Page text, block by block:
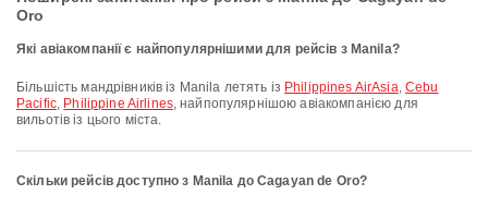
Oro
Які авіакомпанії є найпопулярнішими для рейсів з Manila?
Більшість мандрівників із Manila летять із Philippines AirAsia, Cebu
Pacific, Philippine Airlines, найпопулярнішою авіакомпанією для
вильотів із цього міста.
Скільки рейсів доступно з Manila до Cagayan de Oro?